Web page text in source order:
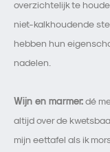
overzichtelijk te
niet-kalkhoudende
hebben hun
nadelen.
Wijn en marmer:dé
altijd over de
mijn eettafel als ik